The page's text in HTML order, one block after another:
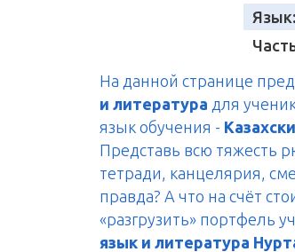
Язык:
На данной странице
и литература для
язык обучения -
Представь всю тяжесть
тетради, канцелярия,
правда? А что на счёт
«разгрузить» портфель
язык и литература